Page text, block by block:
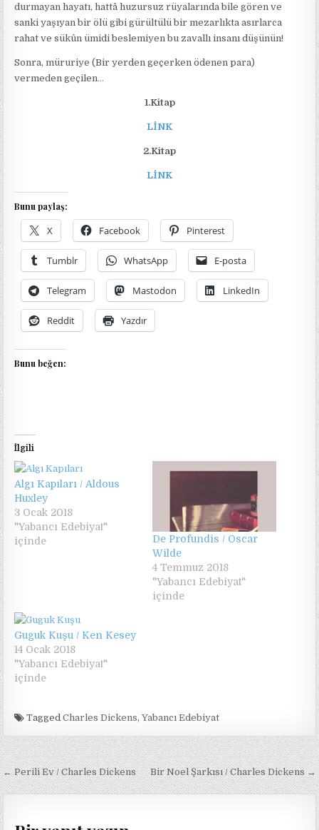
durmayan hayatı, hattâ huzursuz rüyalarında bile gören ve
sanki yaşıyan bir ölü gibi gürültülü bir mezarlıkta asırlarca
rahat ve sükûn ümidi beslemiyen bu zavallı insanı düşünün!
Sonra, müruriye (Bir yerden geçerken ödenen para)
vermeden geçilen…
1.Kitap
LİNK
2.Kitap
LİNK
Bunu paylaş:
X Facebook Pinterest
Tumblr WhatsApp E-posta
Telegram Mastodon LinkedIn
Reddit Yazdır
Bunu beğen:
İlgili
Algı Kapıları / Aldous
Huxley
3 Ocak 2018
"Yabancı Edebiyat"
içinde
De Profundis / Oscar
Wilde
4 Temmuz 2018
"Yabancı Edebiyat"
içinde
Guguk Kuşu / Ken Kesey
14 Ocak 2018
"Yabancı Edebiyat"
içinde
TaggedCharles Dickens,Yabancı Edebiyat
Yazı
gezinmesi
← Perili Ev / Charles Dickens Bir Noel Şarkısı / Charles Dickens →